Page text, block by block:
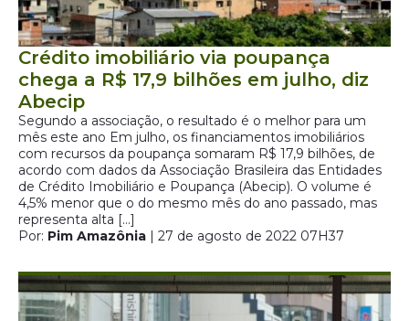
Crédito imobiliário via poupança
chega a R$ 17,9 bilhões em julho, diz
Abecip
Segundo a associação, o resultado é o melhor para um
mês este ano Em julho, os financiamentos imobiliários
com recursos da poupança somaram R$ 17,9 bilhões, de
acordo com dados da Associação Brasileira das Entidades
de Crédito Imobiliário e Poupança (Abecip). O volume é
4,5% menor que o do mesmo mês do ano passado, mas
representa alta […]
Por: Pim Amazônia | 27 de agosto de 2022 07H37